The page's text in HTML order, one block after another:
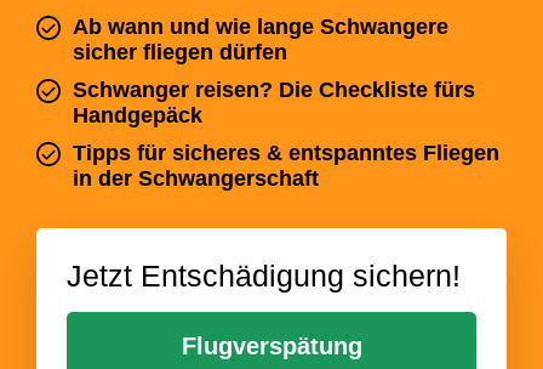
Ab wann und wie lange Schwangere
sicher fliegen dürfen
Schwanger reisen? Die Checkliste fürs
Handgepäck
Tipps für sicheres & entspanntes Fliegen
in der Schwangerschaft
Jetzt Entschädigung sichern!
Flugverspätung